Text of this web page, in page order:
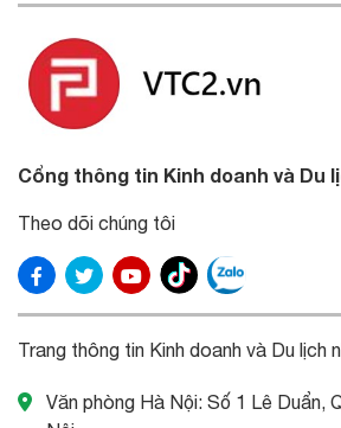
Cổng thông tin Kinh doanh và Du
Theo dõi chúng tôi
Trang thông tin Kinh doanh và Du lịch
Văn phòng Hà Nội: Số 1 Lê Duẩn,